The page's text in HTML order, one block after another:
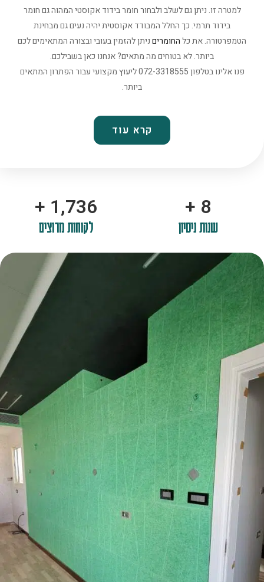
למטרה זו. ניתן גם לשלב ולבחור חומר בידוד אקוסטי המהוה גם חומר
בידוד תרמי. כך החלל המבודד אקוסטית יהיה נעים גם מבחינת
הטמפרטורה. את כלהחומריםניתן להזמין בעובי ובצורה המתאימים לכם
ביותר. לא בטוחים מה מתאים? אנחנו כאן בשבילכם.
פנו אלינו בטלפון 072-3318555 ליעוץ מקצועי עבור הפתרון המתאים
ביותר.
קרא עוד
10
+
שנות ניסיון
2,100
+
לקוחות מרוצים